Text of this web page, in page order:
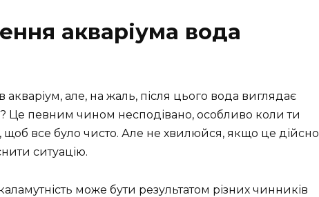
акваріума вода
але, на жаль, після цього вода виглядає
Це певним чином несподівано, особливо коли ти
щоб все було чисто. Але не хвилюйся, якщо це дійсно
ситуацію.
може бути результатом різних чинників